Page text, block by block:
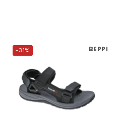
-31% BEPPI